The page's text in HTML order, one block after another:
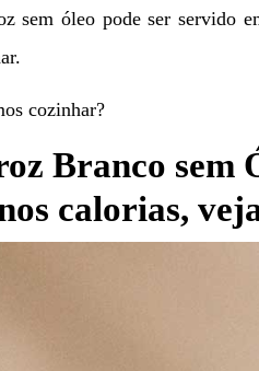
sem óleo pode ser servido
cozinhar?
Branco sem
calorias,